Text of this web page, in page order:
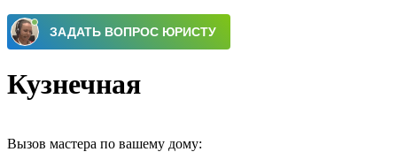
Кузнечная
Вызов мастера по вашему дому: